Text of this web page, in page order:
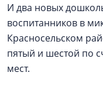
И два новых
воспитанников в
Красносельском
пятый и шестой по
мест.